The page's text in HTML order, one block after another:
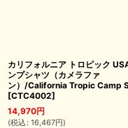
カリフォルニア トロピック
ンプシャツ（カメラファ
ン）/California Tropic Camp
[CTC4002]
14,970円
(税込 : 16,467円)